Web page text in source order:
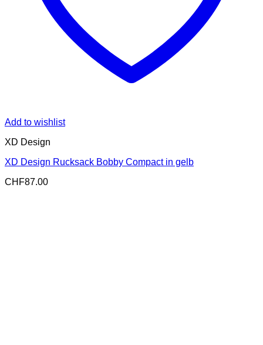
Add to wishlist
XD Design
XD Design Rucksack Bobby Compact in gelb
CHF87.00